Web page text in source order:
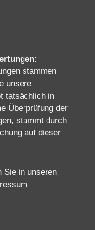
stammen
unsere
tatsächlich in
Überprüfung der
stammt durch
auf dieser
Sie in unseren